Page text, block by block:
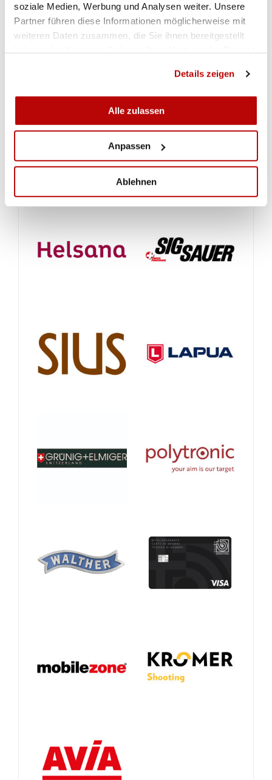
soziale Medien, Werbung und Analysen weiter. Unsere
Partner führen diese Informationen möglicherweise mit
weiteren Daten zusammen, die Sie ihnen bereitgestellt
Details zeigen
Alle zulassen
Anpassen
Ablehnen
Die ausführlichen Ranglisten und weitere